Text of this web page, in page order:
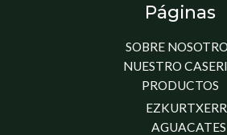
Páginas
SOBRE
NUESTRO
PRODUCTOS
AGUACATES